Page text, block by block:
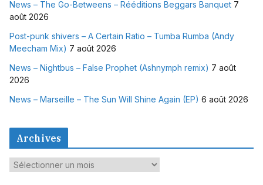
News – The Go-Betweens – Rééditions Beggars Banquet 7
août 2026
Post-punk shivers – A Certain Ratio – Tumba Rumba (Andy
Meecham Mix) 7 août 2026
News – Nightbus – False Prophet (Ashnymph remix) 7 août
2026
News – Marseille – The Sun Will Shine Again (EP) 6 août 2026
Archives
A